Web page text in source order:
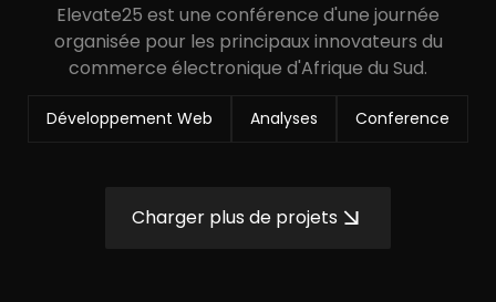
Elevate25 est une conférence d'une journée
organisée pour les principaux innovateurs du
commerce électronique d'Afrique du Sud.
Développement Web Analyses Conference
Charger plus de projets